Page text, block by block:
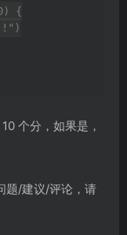
个分，如果是，
题/建议/评论，请